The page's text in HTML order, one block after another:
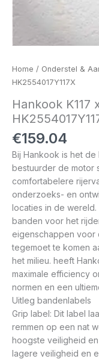
Home / Onderstel &
HK2554017Y117X
Hankook K117
€159.04
Bij Hankook is het
bestuurder de motor
comfortabelere
onderzoeks- en
locaties in de
banden voor het
eigenschappen voor
tegemoet te komen
het milieu. heeft
maximale efficiency
normen en een
Uitleg bandenlabels
Grip label: Dit label
remmen op een nat
hoogste veiligheid
lagere veiligheid en